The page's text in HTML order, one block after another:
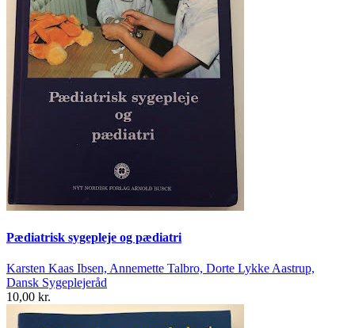
Pædiatrisk sygepleje og pædiatri
Karsten Kaas Ibsen, Annemette Talbro, Dorte Lykke Aastrup,
Dansk Sygeplejeråd
10,00 kr.